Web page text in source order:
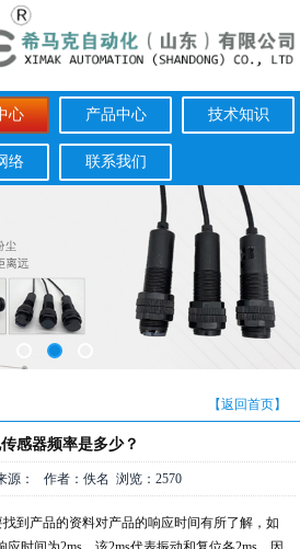
心 产品中心 技术知识
络 联系我们
【返回首页】
感器频率是多少？
源： 作者：佚名 浏览：2570
到产品的资料对产品的响应时间有所了解，如